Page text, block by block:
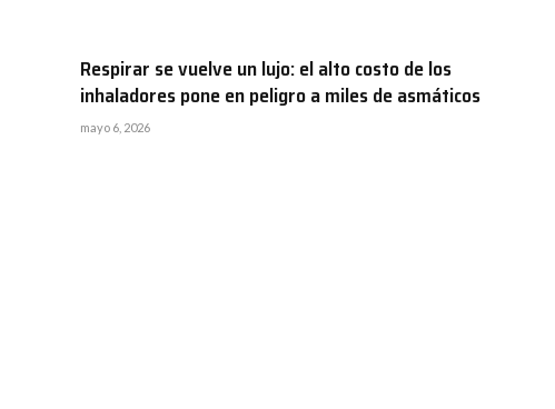
Respirar se vuelve un lujo: el alto costo de los
inhaladores pone en peligro a miles de asmáticos
mayo 6, 2026